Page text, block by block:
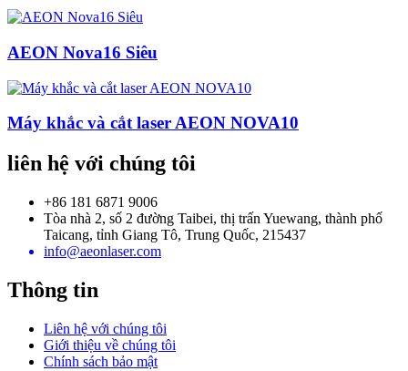
AEON Nova16 Siêu
Máy khắc và cắt laser AEON NOVA10
liên hệ với chúng tôi
+86 181 6871 9006
Tòa nhà 2, số 2 đường Taibei, thị trấn Yuewang, thành phố
Taicang, tỉnh Giang Tô, Trung Quốc, 215437
info@aeonlaser.com
Thông tin
Liên hệ với chúng tôi
Giới thiệu về chúng tôi
Chính sách bảo mật